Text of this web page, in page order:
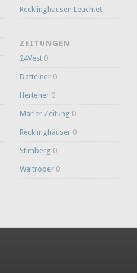
Recklinghausen Leuchtet
ZEITUNGEN
24Vest 0
Dattelner 0
Hertener 0
Marler Zeitung 0
Recklinghäuser 0
Stimberg 0
Waltroper 0